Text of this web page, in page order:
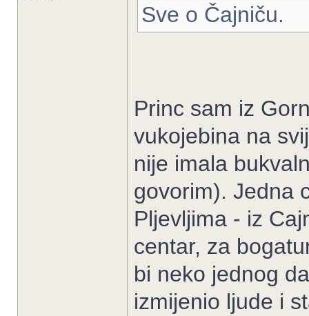
Sve o Čajniču.
Princ sam iz
vukojebina na
nije imala
govorim). Jedna
Pljevljima - iz
centar, za
bi neko jednog
izmijenio ljude i